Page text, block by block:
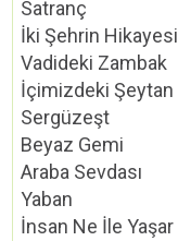
Satranç
İki Şehrin Hikayesi
Vadideki Zambak
İçimizdeki Şeytan
Sergüzeşt
Beyaz Gemi
Araba Sevdası
Yaban
İnsan Ne İle Yaşar